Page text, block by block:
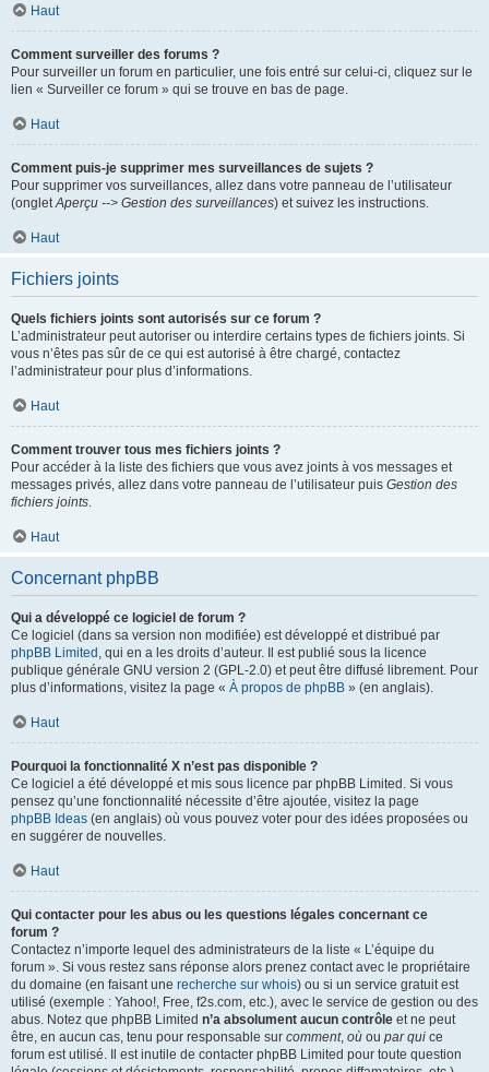
Haut
Comment surveiller des forums ?
Pour surveiller un forum en particulier, une fois entré sur celui-ci, cliquez sur le
lien « Surveiller ce forum » qui se trouve en bas de page.
Haut
Comment puis-je supprimer mes surveillances de sujets ?
Pour supprimer vos surveillances, allez dans votre panneau de l’utilisateur
(ongletAperçu --> Gestion des surveillances) et suivez les instructions.
Haut
Fichiers joints
Quels fichiers joints sont autorisés sur ce forum ?
L’administrateur peut autoriser ou interdire certains types de fichiers joints. Si
vous n’êtes pas sûr de ce qui est autorisé à être chargé, contactez
l’administrateur pour plus d’informations.
Haut
Comment trouver tous mes fichiers joints ?
Pour accéder à la liste des fichiers que vous avez joints à vos messages et
messages privés, allez dans votre panneau de l’utilisateur puis Gestion des
fichiers joints.
Haut
Concernant phpBB
Qui a développé ce logiciel de forum ?
Ce logiciel (dans sa version non modifiée) est développé et distribué par
phpBB Limited , qui en a les droits d’auteur. Il est publié sous la licence
publique générale GNU version 2 (GPL-2.0) et peut être diffusé librement. Pour
plus d’informations, visitez la page « À propos de phpBB » (en anglais).
Haut
Pourquoi la fonctionnalité X n’est pas disponible ?
Ce logiciel a été développé et mis sous licence par phpBB Limited. Si vous
pensez qu’une fonctionnalité nécessite d’être ajoutée, visitez la page
phpBB Ideas (en anglais) où vous pouvez voter pour des idées proposées ou
en suggérer de nouvelles.
Haut
Qui contacter pour les abus ou les questions légales concernant ce
forum ?
Contactez n’importe lequel des administrateurs de la liste « L’équipe du
forum ». Si vous restez sans réponse alors prenez contact avec le propriétaire
du domaine (en faisant une recherche sur whois) ou si un service gratuit est
utilisé (exemple : Yahoo!, Free, f2s.com, etc.), avec le service de gestion ou des
abus. Notez que phpBB Limited n’a absolument aucun contrôle et ne peut
être, en aucun cas, tenu pour responsable sur comment, où ou par qui ce
forum est utilisé. Il est inutile de contacter phpBB Limited pour toute question